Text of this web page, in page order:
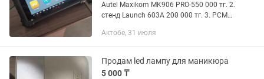
Autel Maxikom MK906 PRO-550 000 тг. 2.
стенд Launch 603A 200 000 тг. 3. PCM
оригинал-150 000 тг. 5. Openbox
Актобе, 31 июля
Продам led лампу для маникюра
5 000 ₸